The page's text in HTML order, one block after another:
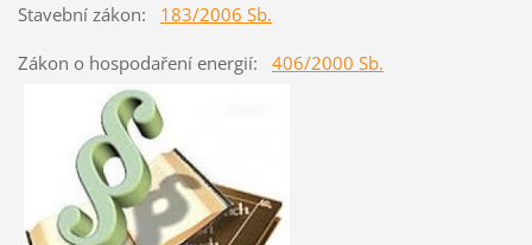
Stavební zákon: 183/2006 Sb.
Zákon o hospodaření energií: 406/2000 Sb.